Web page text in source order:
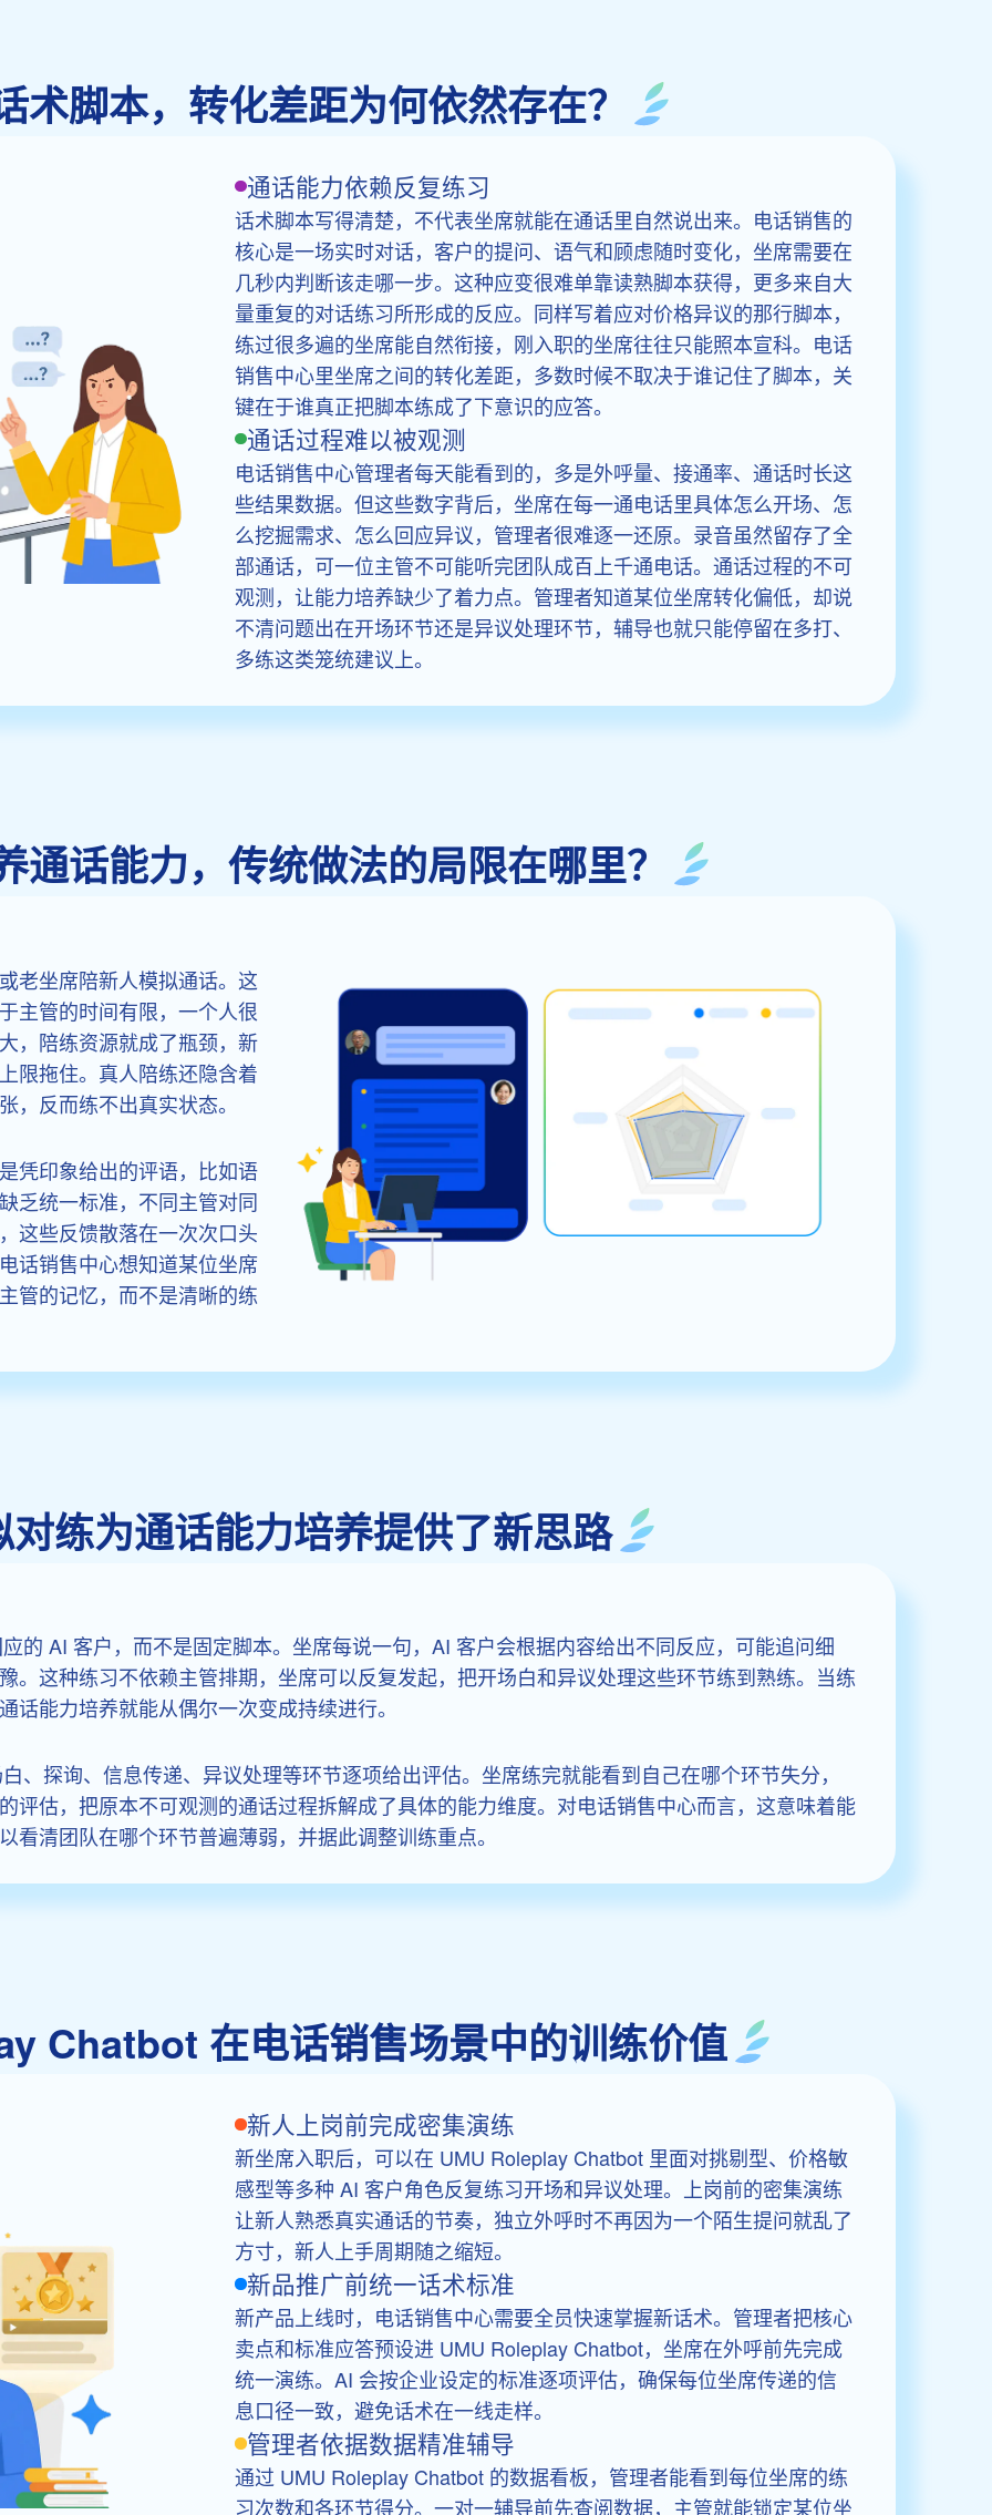
术脚本，转化差距为何依然存在？
通话能力依赖反复练习
话术脚本写得清楚，不代表坐席就能在通话里自然说出来。电话销售的
核心是一场实时对话，客户的提问、语气和顾虑随时变化，坐席需要在
几秒内判断该走哪一步。这种应变很难单靠读熟脚本获得，更多来自大
量重复的对话练习所形成的反应。同样写着应对价格异议的那行脚本，
练过很多遍的坐席能自然衔接，刚入职的坐席往往只能照本宣科。电话
销售中心里坐席之间的转化差距，多数时候不取决于谁记住了脚本，关
键在于谁真正把脚本练成了下意识的应答。
通话过程难以被观测
电话销售中心管理者每天能看到的，多是外呼量、接通率、通话时长这
些结果数据。但这些数字背后，坐席在每一通电话里具体怎么开场、怎
么挖掘需求、怎么回应异议，管理者很难逐一还原。录音虽然留存了全
部通话，可一位主管不可能听完团队成百上千通电话。通话过程的不可
观测，让能力培养缺少了着力点。管理者知道某位坐席转化偏低，却说
不清问题出在开场环节还是异议处理环节，辅导也就只能停留在多打、
多练这类笼统建议上。
通话能力，传统做法的局限在哪里？
老坐席陪新人模拟通话。这
主管的时间有限，一个人很
，陪练资源就成了瓶颈，新
限拖住。真人陪练还隐含着
，反而练不出真实状态。
凭印象给出的评语，比如语
乏统一标准，不同主管对同
这些反馈散落在一次次口头
话销售中心想知道某位坐席
管的记忆，而不是清晰的练
练为通话能力培养提供了新思路
的 AI 客户，而不是固定脚本。坐席每说一句，AI 客户会根据内容给出不同反应，可能追问细
。这种练习不依赖主管排期，坐席可以反复发起，把开场白和异议处理这些环节练到熟练。当练
能力培养就能从偶尔一次变成持续进行。
、探询、信息传递、异议处理等环节逐项给出评估。坐席练完就能看到自己在哪个环节失分，
评估，把原本不可观测的通话过程拆解成了具体的能力维度。对电话销售中心而言，这意味着能
清团队在哪个环节普遍薄弱，并据此调整训练重点。
Chatbot 在电话销售场景中的训练价值
新人上岗前完成密集演练
新坐席入职后，可以在 UMU Roleplay Chatbot 里面对挑剔型、价格敏
感型等多种 AI 客户角色反复练习开场和异议处理。上岗前的密集演练
让新人熟悉真实通话的节奏，独立外呼时不再因为一个陌生提问就乱了
方寸，新人上手周期随之缩短。
新品推广前统一话术标准
新产品上线时，电话销售中心需要全员快速掌握新话术。管理者把核心
卖点和标准应答预设进 UMU Roleplay Chatbot，坐席在外呼前先完成
统一演练。AI 会按企业设定的标准逐项评估，确保每位坐席传递的信
息口径一致，避免话术在一线走样。
管理者依据数据精准辅导
通过 UMU Roleplay Chatbot 的数据看板，管理者能看到每位坐席的练
习次数和各环节得分。一对一辅导前先查阅数据，主管就能锁定某位坐